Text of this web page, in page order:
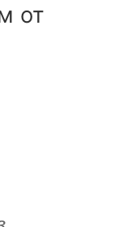
от